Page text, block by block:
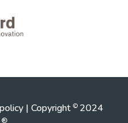
| Copyright © 2024
®